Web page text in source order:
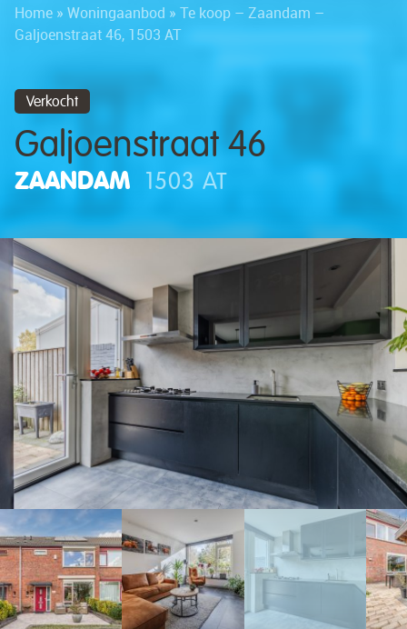
Home » Woningaanbod » Te koop – Zaandam –
Galjoenstraat 46, 1503 AT
Verkocht
Galjoenstraat 46
ZAANDAM 1503 AT
AT – Foto 3
Zaandam – Galjoenstraat 46,